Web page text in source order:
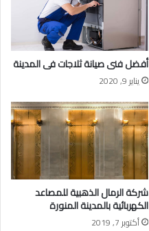
أفضل فنى صيانة ثلاجات فى المدينة
يناير 9, 2020
شركة الرمال الذهبية للمصاعد
الكهربائية بالمدينة المنورة
أكتوبر 7, 2019